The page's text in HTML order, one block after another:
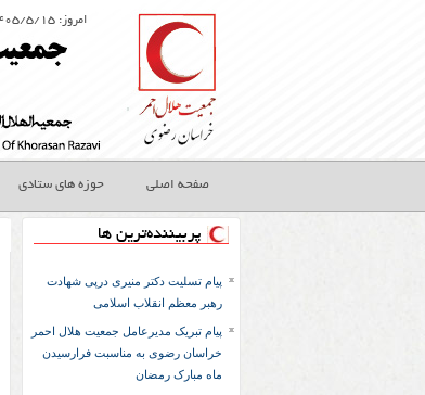
امروز: ۱۴۰۵/۵/۱۵
صفحه اصلی حوزه های ستادی
پربیننده‌ترین ها
پیام تسلیت دکتر منیری درپی شهادت
رهبر معظم انقلاب اسلامی
پیام تبریک مدیرعامل جمعیت هلال احمر
خراسان رضوی به مناسبت فرارسیدن
ماه مبارک رمضان